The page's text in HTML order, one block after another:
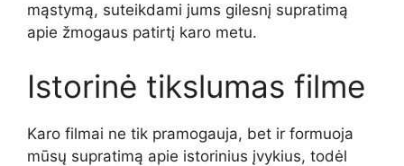
mąstymą, suteikdami jums gilesnį supratimą
apie žmogaus patirtį karo metu.
Istorinė tikslumas filme
Karo filmai ne tik pramogauja, bet ir formuoja
mūsų supratimą apie istorinius įvykius, todėl